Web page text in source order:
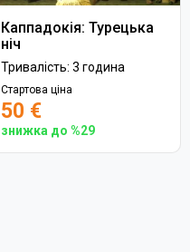
Каппадокія: Турецька
ніч
Тривалість: 3 година
Стартова ціна
50 €
знижка до %29